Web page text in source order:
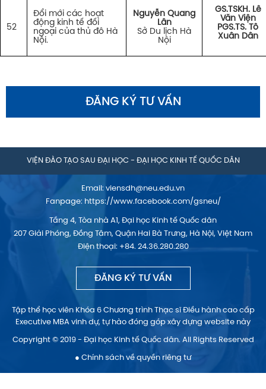
52
Đổi mới các hoạt
động kinh tế đối
ngoại của thủ đô Hà
Nội.
Nguyễn Quang
Lân
Sở Du lịch Hà
Nội
GS.TSKH. Lê
Văn Viện
PGS.TS. Tô
Xuân Dân
ĐĂNG KÝ TƯ VẤN
VIỆN ĐÀO TẠO SAU ĐẠI HỌC - ĐẠI HỌC KINH TẾ QUỐC DÂN
Email: viensdh@neu.edu.vn
Fanpage: https://www.facebook.com/gsneu/
Tầng 4, Tòa nhà A1, Đại học Kinh tế Quốc dân
207 Giải Phóng, Đồng Tâm, Quận Hai Bà Trưng, Hà Nội, Việt Nam
Điện thoại: +84. 24.36.280.280
ĐĂNG KÝ TƯ VẤN
Tập thể học viên Khóa 6 Chương trình Thạc sĩ Điều hành cao cấp
Executive MBA vinh dự, tự hào đóng góp xây dựng website này
Copyright © 2019 - Đại học Kinh tế Quốc dân. All Rights Reserved
● Chính sách về quyền riêng tư